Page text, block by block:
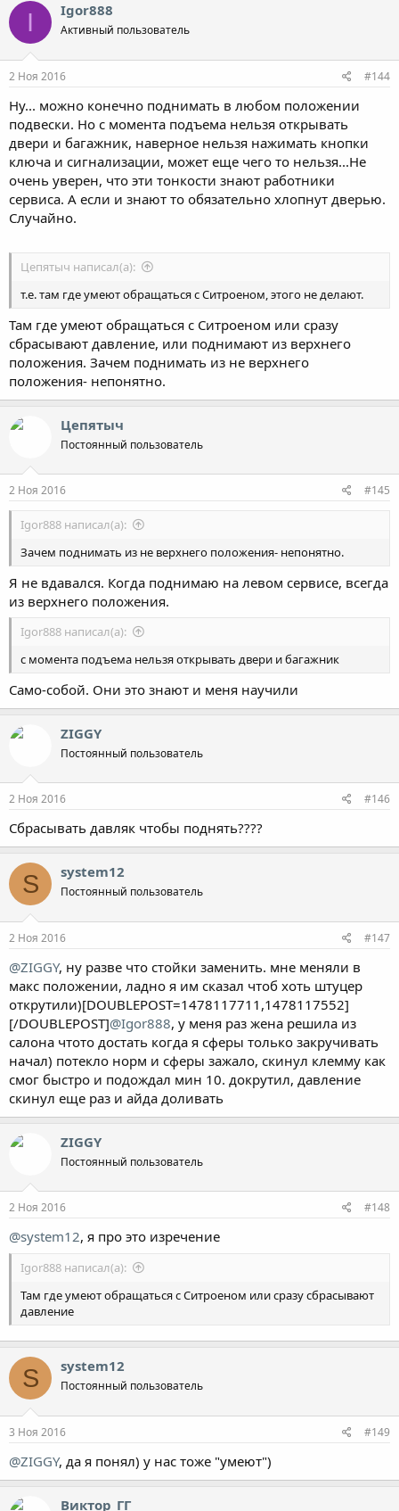
I Igor888
Активный пользователь
2 Ноя 2016 #144
Ну... можно конечно поднимать в любом положении
подвески. Но с момента подъема нельзя открывать
двери и багажник, наверное нельзя нажимать кнопки
ключа и сигнализации, может еще чего то нельзя...Не
очень уверен, что эти тонкости знают работники
сервиса. А если и знают то обязательно хлопнут дверью.
Случайно.
Цепятыч написал(а):
т.е. там где умеют обращаться с Ситроеном, этого не делают.
Там где умеют обращаться с Ситроеном или сразу
сбрасывают давление, или поднимают из верхнего
положения. Зачем поднимать из не верхнего
положения- непонятно.
Цепятыч
Постоянный пользователь
2 Ноя 2016 #145
Igor888 написал(а):
Зачем поднимать из не верхнего положения- непонятно.
Я не вдавался. Когда поднимаю на левом сервисе, всегда
из верхнего положения.
Igor888 написал(а):
с момента подъема нельзя открывать двери и багажник
Само-собой. Они это знают и меня научили
ZIGGY
Постоянный пользователь
2 Ноя 2016 #146
Сбрасывать давляк чтобы поднять????
S system12
Постоянный пользователь
2 Ноя 2016 #147
@ZIGGY, ну разве что стойки заменить. мне меняли в
макс положении, ладно я им сказал чтоб хоть штуцер
открутили)[DOUBLEPOST=1478117711,1478117552]
[/DOUBLEPOST]@Igor888, у меня раз жена решила из
салона чтото достать когда я сферы только закручивать
начал) потекло норм и сферы зажало, скинул клемму как
смог быстро и подождал мин 10. докрутил, давление
скинул еще раз и айда доливать
ZIGGY
Постоянный пользователь
2 Ноя 2016 #148
@system12, я про это изречение
Igor888 написал(а):
Там где умеют обращаться с Ситроеном или сразу сбрасывают
давление
S system12
Постоянный пользователь
3 Ноя 2016 #149
@ZIGGY, да я понял) у нас тоже "умеют")
Виктор_ГГ